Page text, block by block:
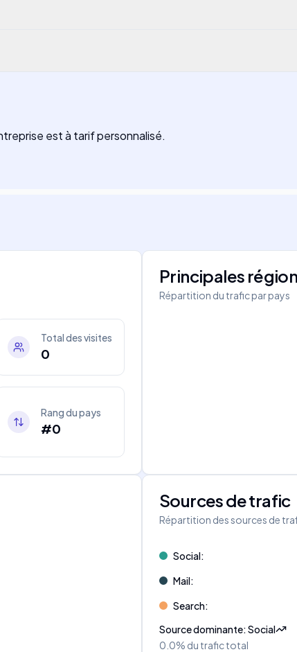
est à tarif personnalisé.
Total des visites
0
Rang du pays
#0
Principales
Répartition du trafic par pays
Sources de trafic
Répartition des sources de
Social:
Mail:
Search:
Source dominante:Social
0.0% du trafic total